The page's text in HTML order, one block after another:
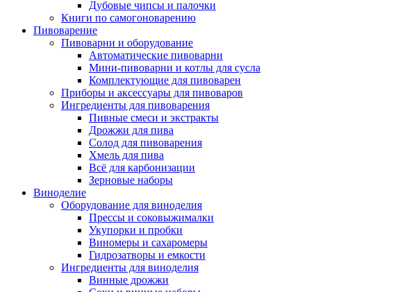
Дубовые чипсы и палочки
Книги по самогоноварению
Пивоварение
Пивоварни и оборудование
Автоматические пивоварни
Мини-пивоварни и котлы для сусла
Комплектующие для пивоварен
Приборы и аксессуары для пивоваров
Ингредиенты для пивоварения
Пивные смеси и экстракты
Дрожжи для пива
Солод для пивоварения
Хмель для пива
Всё для карбонизации
Зерновые наборы
Виноделие
Оборудование для виноделия
Прессы и соковыжималки
Укупорки и пробки
Виномеры и сахаромеры
Гидрозатворы и емкости
Ингредиенты для виноделия
Винные дрожжи